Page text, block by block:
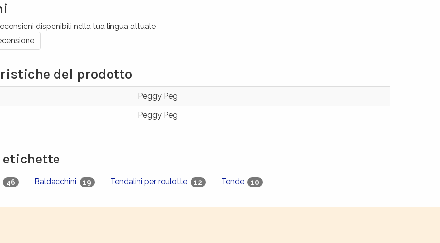
disponibili nella tua lingua attuale
del prodotto
Peggy Peg
Peggy Peg
etichette
46 Baldacchini 19 Tendalini per roulotte 12 Tende 10